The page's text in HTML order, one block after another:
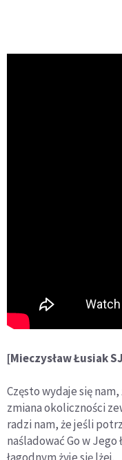
[Mieczysław Łusiak
Często wydaje się
zmiana okoliczności
radzi nam, że jeśli
naśladować Go w